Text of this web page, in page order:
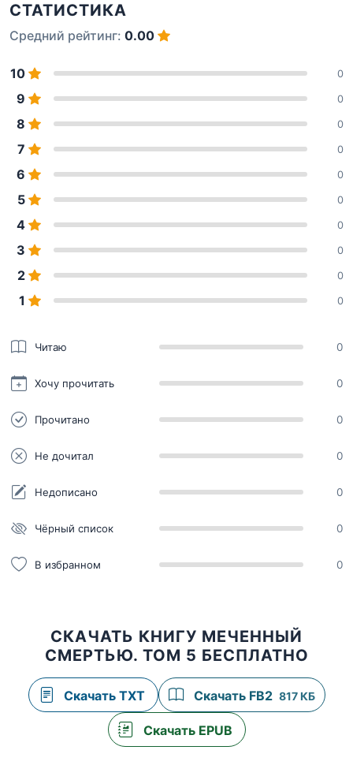
СТАТИСТИКА
Средний рейтинг: 0.00
10 0
9 0
8 0
7 0
6 0
5 0
4 0
3 0
2 0
1 0
Читаю 0
Хочу прочитать 0
Прочитано 0
Не дочитал 0
Недописано 0
Чёрный список 0
В избранном 0
СКАЧАТЬ КНИГУ МЕЧЕННЫЙ
СМЕРТЬЮ. ТОМ 5 БЕСПЛАТНО
Скачать TXT Скачать FB2 817 КБ
Скачать EPUB